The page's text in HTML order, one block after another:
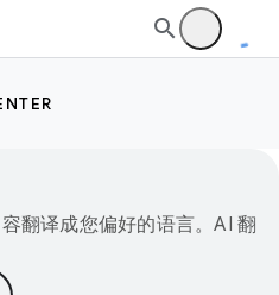
翻译成您偏好的语言。AI 翻